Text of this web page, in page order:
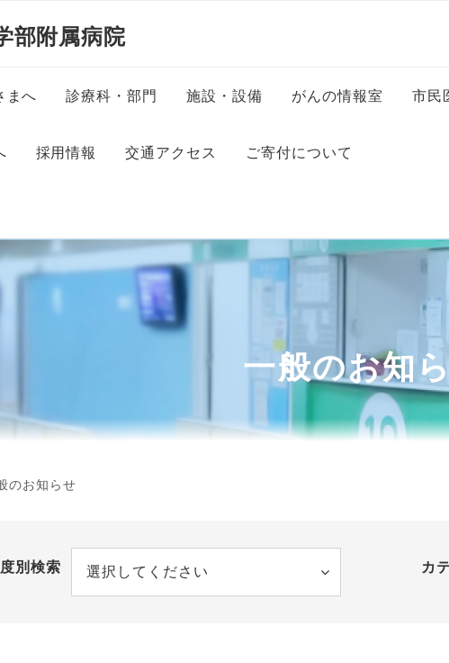
部附属病院
まへ
権利と責務につ
療に伴う包括同
トハラスメント
診療科・部門
内科系診療科
その他診療科
中央部門
施設・設備
病室のご案内
フロアマップ
がんの情報室 市民
制度
一覧
情報
の閲覧
採用情報
看護師・助産師・保健師
メディカルスタッフ
治験・研究支援職員
お問い合わせ
交通アクセス ご寄付について
一般のお知
のお知らせ
別検索 選択してください カ